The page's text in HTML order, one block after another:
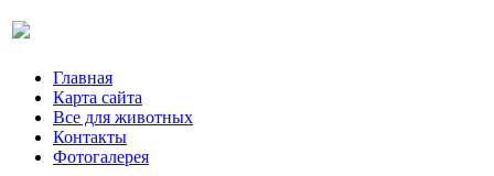
Главная
Карта сайта
Все для животных
Контакты
Фотогалерея